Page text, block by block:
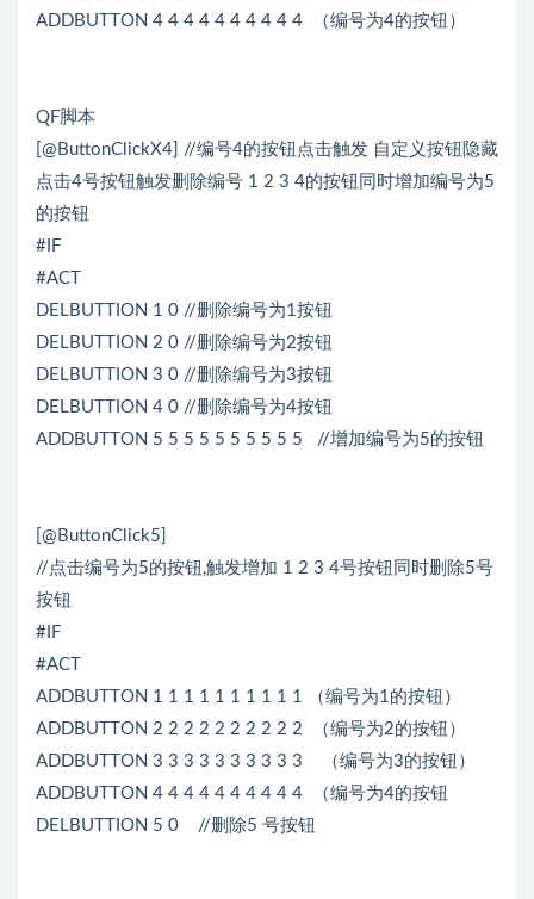
ADDBUTTON 4 4 4 4 4 4 4 4 4 4 （编号为4的按钮）
QF脚本
[@ButtonClickX4] //编号4的按钮点击触发 自定义按钮隐藏
点击4号按钮触发删除编号 1 2 3 4的按钮同时增加编号为5
的按钮
#IF
#ACT
DELBUTTION 1 0 //删除编号为1按钮
DELBUTTION 2 0 //删除编号为2按钮
DELBUTTION 3 0 //删除编号为3按钮
DELBUTTION 4 0 //删除编号为4按钮
ADDBUTTON 5 5 5 5 5 5 5 5 5 5 //增加编号为5的按钮
[@ButtonClick5]
//点击编号为5的按钮,触发增加 1 2 3 4号按钮同时删除5号
按钮
#IF
#ACT
ADDBUTTON 1 1 1 1 1 1 1 1 1 1 （编号为1的按钮）
ADDBUTTON 2 2 2 2 2 2 2 2 2 2 （编号为2的按钮）
ADDBUTTON 3 3 3 3 3 3 3 3 3 3 （编号为3的按钮）
ADDBUTTON 4 4 4 4 4 4 4 4 4 4 （编号为4的按钮
DELBUTTION 5 0 //删除5 号按钮